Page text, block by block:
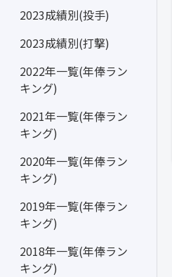
2023成績別(投手)
2023成績別(打撃)
2022年一覧(年俸ラン
キング)
2021年一覧(年俸ラン
キング)
2020年一覧(年俸ラン
キング)
2019年一覧(年俸ラン
キング)
2018年一覧(年俸ラン
キング)